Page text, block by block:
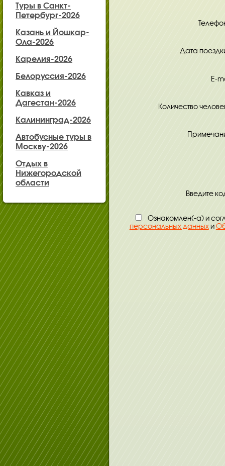
Туры в Санкт-
Петербург-2026
Казань и Йошкар-
Ола-2026
Карелия-2026
Белоруссия-2026
Кавказ и
Дагестан-2026
Калининград-2026
Автобусные туры в
Москву-2026
Отдых в
Нижегородской
области
Дата
E-
Количество
Введите
Ознакомлен(-а) и
персональных данныхи